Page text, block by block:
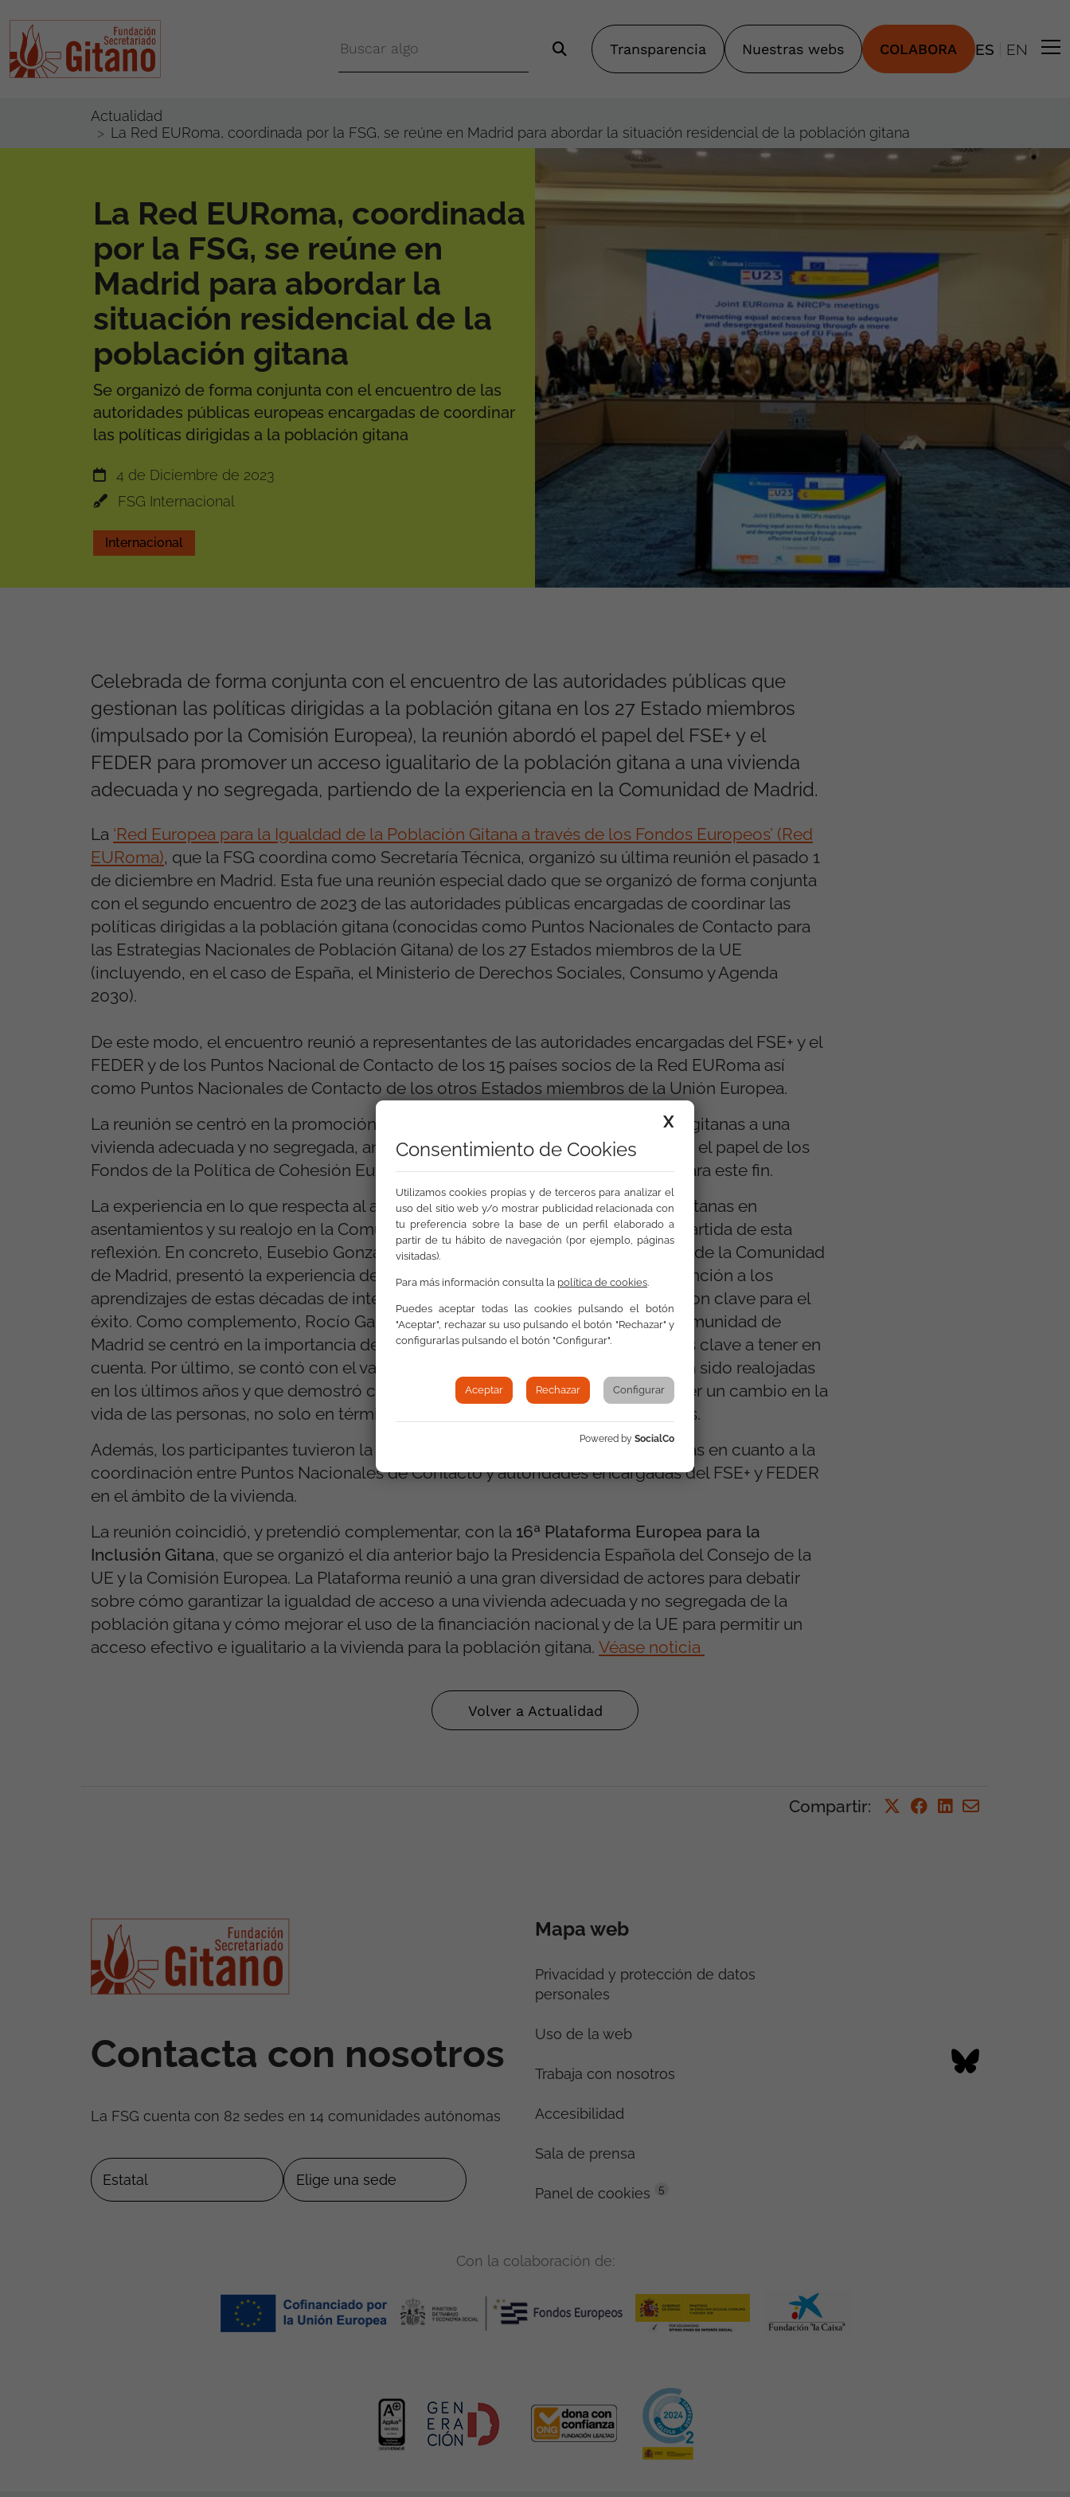
Transparencia Nuestras webs COLABORA ES EN
Actualidad
La Red EURoma, coordinada por la FSG, se reúne en Madrid para abordar la situación residencial de la población gitana
La Red EURoma, coordinada
por la FSG, se reúne en
Madrid para abordar la
situación residencial de la
población gitana
Se organizó de forma conjunta con el encuentro de las
autoridades públicas europeas encargadas de coordinar
las políticas dirigidas a la población gitana
4 de Diciembre de 2023
FSG Internacional
Internacional
Celebrada de forma conjunta con el encuentro de las autoridades públicas que
gestionan las políticas dirigidas a la población gitana en los 27 Estado miembros
(impulsado por la Comisión Europea), la reunión abordó el papel del FSE+ y el
FEDER para promover un acceso igualitario de la población gitana a una vivienda
adecuada y no segregada, partiendo de la experiencia en la Comunidad de Madrid.
La ‘Red Europea para la Igualdad de la Población Gitana a través de los Fondos Europeos’ (Red
EURoma), que la FSG coordina como Secretaría Técnica, organizó su última reunión el pasado 1
de diciembre en Madrid. Esta fue una reunión especial dado que se organizó de forma conjunta
con el segundo encuentro de 2023 de las autoridades públicas encargadas de coordinar las
políticas dirigidas a la población gitana (conocidas como Puntos Nacionales de Contacto para
las Estrategias Nacionales de Población Gitana) de los 27 Estados miembros de la UE
(incluyendo, en el caso de España, el Ministerio de Derechos Sociales, Consumo y Agenda
2030).
De este modo, el encuentro reunió a representantes de las autoridades encargadas del FSE+ y el
FEDER y de los Puntos Nacional de Contacto de los 15 países socios de la Red EURoma así
como Puntos Nacionales de Contacto de los otros Estados miembros de la Unión Europea.
La reunión se centró en la promoción de un acceso igualitario de las personas gitanas a una
vivienda adecuada y no segregada, analizando enfoques y estrategias así como el papel de los
Fondos de la Política de Cohesión Europea (en particular el FSE+ y el FEDER) para este fin.
La experiencia en lo que respecta al abordaje de la situación de las personas gitanas en
asentamientos y su realojo en la Comunidad de Madrid sirvió como punto de partida de esta
reflexión. En concreto, Eusebio González, de la Agencia para la Vivienda Social de la Comunidad
de Madrid, presentó la experiencia de esta entidad, prestando una especial atención a los
aprendizajes de estas décadas de intervención y los elementos que han visto con clave para el
éxito. Como complemento, Rocío García, directora regional de la FSG en la Comunidad de
Madrid se centró en la importancia del acompañamiento social y los elementos clave a tener en
cuenta. Por último, se contó con el valioso testimonio de dos personas que han sido realojadas
en los últimos años y que demostró cómo estas intervenciones pueden suponer un cambio en la
vida de las personas, no solo en términos de vivienda sino en todos los ámbitos.
Además, los participantes tuvieron la oportunidad de compartir sus experiencias en cuanto a la
coordinación entre Puntos Nacionales de Contacto y autoridades encargadas del FSE+ y FEDER
en el ámbito de la vivienda.
La reunión coincidió, y pretendió complementar, con la 16ª Plataforma Europea para la
Inclusión Gitana, que se organizó el día anterior bajo la Presidencia Española del Consejo de la
UE y la Comisión Europea. La Plataforma reunió a una gran diversidad de actores para debatir
sobre cómo garantizar la igualdad de acceso a una vivienda adecuada y no segregada de la
población gitana y cómo mejorar el uso de la financiación nacional y de la UE para permitir un
acceso efectivo e igualitario a la vivienda para la población gitana. Véase noticia
Volver a Actualidad
Compartir:
Contacta con nosotros
La FSG cuenta con 82 sedes en 14 comunidades autónomas
Mapa web
Privacidad y protección de datos
personales
Uso de la web
Trabaja con nosotros
Accesibilidad
Sala de prensa
Panel de cookies 5
Con la colaboración de:
X
Consentimiento de Cookies
Utilizamos cookies propias y de terceros para analizar el
uso del sitio web y/o mostrar publicidad relacionada con
tu preferencia sobre la base de un perfil elaborado a
partir de tu hábito de navegación (por ejemplo, páginas
visitadas).
Para más información consulta la política de cookies.
Puedes aceptar todas las cookies pulsando el botón
"Aceptar", rechazar su uso pulsando el botón "Rechazar" y
configurarlas pulsando el botón "Configurar".
Aceptar Rechazar Configurar
Powered by SocialCo